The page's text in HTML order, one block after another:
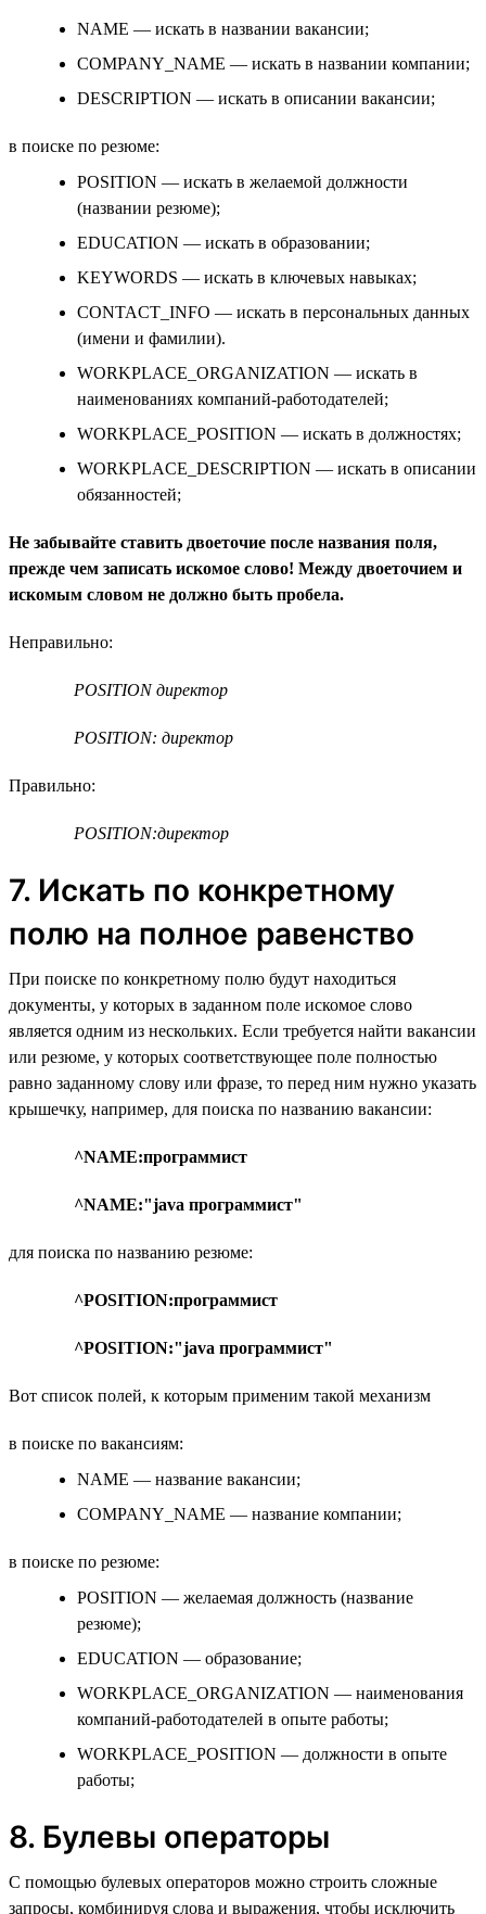
NAME — искать в названии вакансии;
COMPANY_NAME — искать в названии компании;
DESCRIPTION — искать в описании вакансии;
в поиске по резюме:
POSITION — искать в желаемой должности
(названии резюме);
EDUCATION — искать в образовании;
KEYWORDS — искать в ключевых навыках;
CONTACT_INFO — искать в персональных данных
(имени и фамилии).
WORKPLACE_ORGANIZATION — искать в
наименованиях компаний-работодателей;
WORKPLACE_POSITION — искать в должностях;
WORKPLACE_DESCRIPTION — искать в описании
обязанностей;
Не забывайте ставить двоеточие после названия поля,
прежде чем записать искомое слово! Между двоеточием и
искомым словом не должно быть пробела.
Неправильно:
POSITION директор
POSITION: директор
Правильно:
POSITION:директор
7. Искать по конкретному
полю на полное равенство
При поиске по конкретному полю будут находиться
документы, у которых в заданном поле искомое слово
является одним из нескольких. Если требуется найти вакансии
или резюме, у которых соответствующее поле полностью
равно заданному слову или фразе, то перед ним нужно указать
крышечку, например, для поиска по названию вакансии:
^NAME:программист
^NAME:"java программист"
для поиска по названию резюме:
^POSITION:программист
^POSITION:"java программист"
Вот список полей, к которым применим такой механизм
в поиске по вакансиям:
NAME — название вакансии;
COMPANY_NAME — название компании;
в поиске по резюме:
POSITION — желаемая должность (название
резюме);
EDUCATION — образование;
WORKPLACE_ORGANIZATION — наименования
компаний-работодателей в опыте работы;
WORKPLACE_POSITION — должности в опыте
работы;
8. Булевы операторы
С помощью булевых операторов можно строить сложные
запросы, комбинируя слова и выражения, чтобы исключить